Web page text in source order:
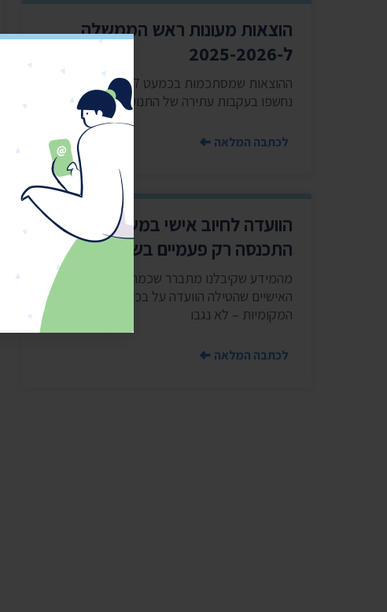
הוצאות מעונות ראש הממשלה
ל-2025-2026
ההוצאות שמסתכמות בכמעט 2.7 מיליון שקל
נחשפו בעקבות עתירה של התנועה
לכתבה המלאה
הוועדה לחיוב אישי במשרד הפנים –
התכנסה רק פעמיים בשנה וחצי
מהמידע שקיבלנו מתברר שכמחצית מהחיובים
האישיים שהטילה הוועדה על בכירים ברשויות
המקומיות – לא נגבו
לכתבה המלאה